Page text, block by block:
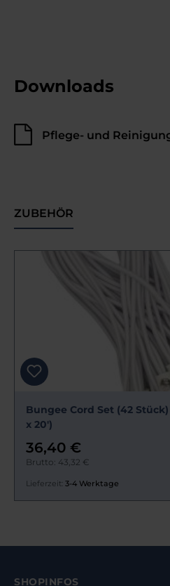
Downloads
Pflege- und
ZUBEHÖR
Bungee Cord Set (42
x 20')
36,40 €
Brutto: 43,32 €
Lieferzeit: 3-4 Werktage
SHOPINFOS